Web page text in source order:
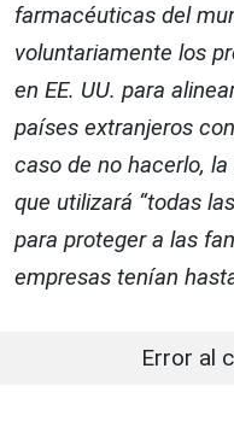
farmacéuticas del
voluntariamente los
en EE. UU. para
países extranjeros
caso de no hacerlo,
que utilizará “todas
para proteger a las
empresas tenían
Error al